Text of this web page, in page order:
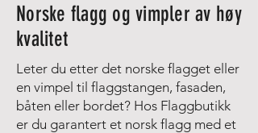
Norske flagg og vimpler av høy
kvalitet
Leter du etter det norske flagget eller
en vimpel til flaggstangen, fasaden,
båten eller bordet? Hos Flaggbutikk
er du garantert et norsk flagg med et